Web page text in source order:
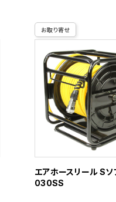
お取り寄せ
エアホースリール S
030SS